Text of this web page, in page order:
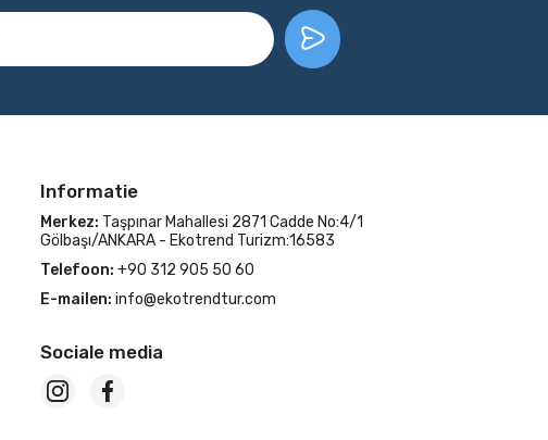
Informatie
Merkez: Taşpınar Mahallesi 2871 Cadde No:4/1
Gölbaşı/ANKARA - Ekotrend Turizm:16583
Telefoon: +90 312 905 50 60
E-mailen: info@ekotrendtur.com
Sociale media